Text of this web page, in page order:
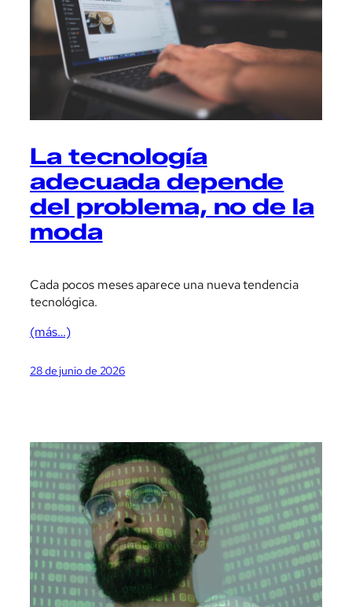
La tecnología
adecuada depende
del problema, no de la
moda
Cada pocos meses aparece una nueva tendencia
tecnológica.
(más…)
28 de junio de 2026